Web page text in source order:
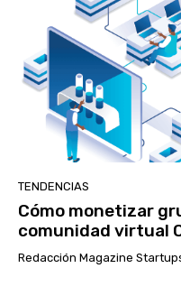
TENDENCIAS
Cómo monetizar
comunidad virtual
Redacción Magazine